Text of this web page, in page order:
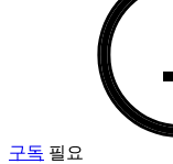
구독 필요